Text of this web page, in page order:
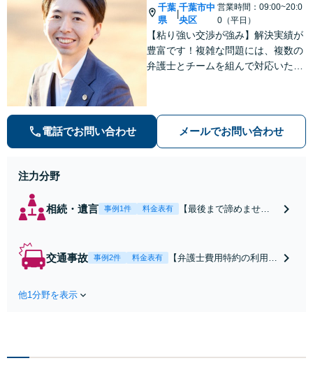
千葉
県
千葉市中
央区
営業時間：09:00~20:0
0（平日）
【粘り強い交渉が強み】解決実績が
豊富です！複雑な問題には、複数の
弁護士とチームを組んで対応いたし
気軽にご相談ください。
電話でお問い合わせ メールでお問い合わせ
注力分野
相続・遺言 事例1件 料金表有
【最後まで諦めませ
合意してしまう前にご
交通事故 事例2件 料金表有
【弁護士費用特約の利用＆
は損をしてしまうかもしれ
他1分野を表示